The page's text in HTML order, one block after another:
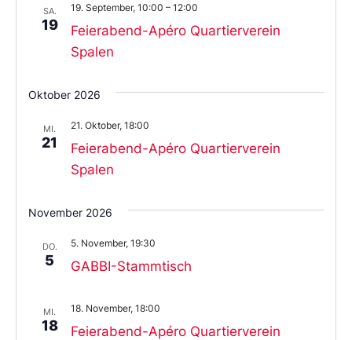
SA.
19
Feierabend-Apéro Quartierverein
Spalen
19. September, 10:00 – 12:00
Oktober 2026
MI.
21
Feierabend-Apéro Quartierverein
Spalen
21. Oktober, 18:00
November 2026
DO.
5 GABBI-Stammtisch
5. November, 19:30
MI.
18
Feierabend-Apéro Quartierverein
18. November, 18:00